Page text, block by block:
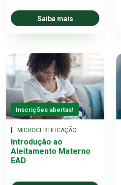
Saiba mais
Inscrições abertas!
MICROCERTIFICAÇÃO
Introdução ao
Aleitamento Materno
EAD